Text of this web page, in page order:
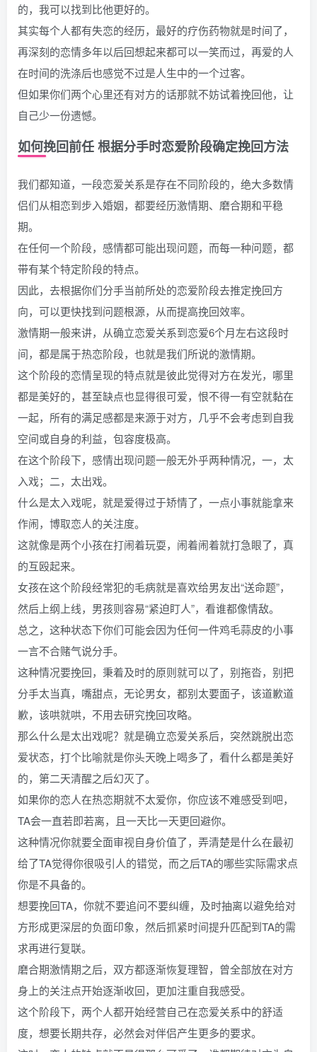
的，我可以找到比他更好的。
其实每个人都有失恋的经历，最好的疗伤药物就是时间了，
再深刻的恋情多年以后回想起来都可以一笑而过，再爱的人
在时间的洗涤后也感觉不过是人生中的一个过客。
但如果你们两个心里还有对方的话那就不妨试着挽回他，让
自己少一份遗憾。
如何挽回前任 根据分手时恋爱阶段确定挽回方法
我们都知道，一段恋爱关系是存在不同阶段的，绝大多数情
侣们从相恋到步入婚姻，都要经历激情期、磨合期和平稳
期。
在任何一个阶段，感情都可能出现问题，而每一种问题，都
带有某个特定阶段的特点。
因此，去根据你们分手当前所处的恋爱阶段去推定挽回方
向，可以更快找到问题根源，从而提高挽回效率。
激情期一般来讲，从确立恋爱关系到恋爱6个月左右这段时
间，都是属于热恋阶段，也就是我们所说的激情期。
这个阶段的恋情呈现的特点就是彼此觉得对方在发光，哪里
都是美好的，甚至缺点也显得很可爱，恨不得一有空就黏在
一起，所有的满足感都是来源于对方，几乎不会考虑到自我
空间或自身的利益，包容度极高。
在这个阶段下，感情出现问题一般无外乎两种情况，一，太
入戏；二，太出戏。
什么是太入戏呢，就是爱得过于矫情了，一点小事就能拿来
作闹，博取恋人的关注度。
这就像是两个小孩在打闹着玩耍，闹着闹着就打急眼了，真
的互殴起来。
女孩在这个阶段经常犯的毛病就是喜欢给男友出“送命题”，
然后上纲上线，男孩则容易“紧迫盯人”，看谁都像情敌。
总之，这种状态下你们可能会因为任何一件鸡毛蒜皮的小事
一言不合赌气说分手。
这种情况要挽回，秉着及时的原则就可以了，别拖沓，别把
分手太当真，嘴甜点，无论男女，都别太要面子，该道歉道
歉，该哄就哄，不用去研究挽回攻略。
那么什么是太出戏呢？就是确立恋爱关系后，突然跳脱出恋
爱状态，打个比喻就是你头天晚上喝多了，看什么都是美好
的，第二天清醒之后幻灭了。
如果你的恋人在热恋期就不太爱你，你应该不难感受到吧，
TA会一直若即若离，且一天比一天更回避你。
这种情况你就要全面审视自身价值了，弄清楚是什么在最初
给了TA觉得你很吸引人的错觉，而之后TA的哪些实际需求点
你是不具备的。
想要挽回TA，你就不要追问不要纠缠，及时抽离以避免给对
方形成更深层的负面印象，然后抓紧时间提升匹配到TA的需
求再进行复联。
磨合期激情期之后，双方都逐渐恢复理智，曾全部放在对方
身上的关注点开始逐渐收回，更加注重自我感受。
这个阶段下，两个人都开始经营自己在恋爱关系中的舒适
度，想要长期共存，必然会对伴侣产生更多的要求。